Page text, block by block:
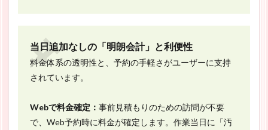
当日追加なしの「明朗会計」と利便性
料金体系の透明性と、予約の手軽さがユーザーに支持
されています。
Webで料金確定： 事前見積もりのための訪問が不要
で、Web予約時に料金が確定します。作業当日に「汚